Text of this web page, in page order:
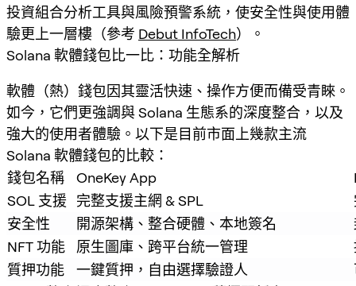
投資組合分析工具與風險預警系統，使安全性與使用體
驗更上一層樓（參考 Debut InfoTech）。
Solana 軟體錢包比一比：功能全解析
軟體（熱）錢包因其靈活快速、操作方便而備受青睞。
如今，它們更強調與 Solana 生態系的深度整合，以及
強大的使用者體驗。以下是目前市面上幾款主流
Solana 軟體錢包的比較：
錢包名稱
OneKey App
SOL 支援
完整支援主網 & SPL
安全性
開源架構、整合硬體、本地簽名
NFT 功能
原生圖庫、跨平台統一管理
質押功能
一鍵質押，自由選擇驗證人